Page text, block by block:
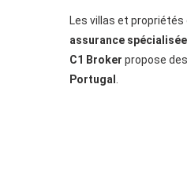
Les villas et propriétés
assurance spécialisée
C1 Broker propose
Portugal